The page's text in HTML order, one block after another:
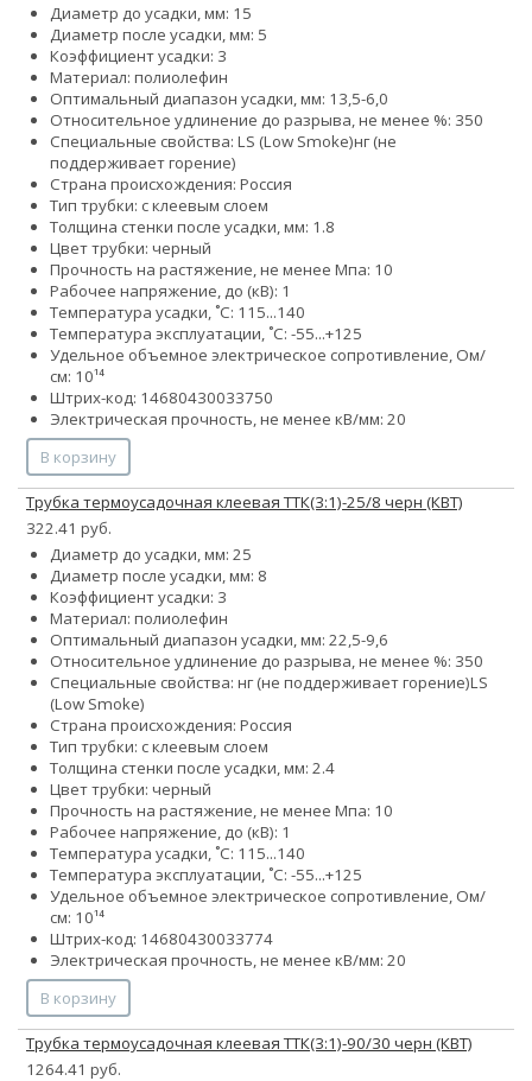
Диаметр до усадки, мм: 15
Диаметр после усадки, мм: 5
Коэффициент усадки: 3
Материал: полиолефин
Оптимальный диапазон усадки, мм: 13,5-6,0
Относительное удлинение до разрыва, не менее %: 350
Специальные свойства: LS (Low Smoke)нг (не
поддерживает горение)
Страна происхождения: Россия
Тип трубки: с клеевым слоем
Толщина стенки после усадки, мм: 1.8
Цвет трубки: черный
Прочность на растяжение, не менее Мпа: 10
Рабочее напряжение, до (кВ): 1
Температура усадки, ˚С: 115...140
Температура эксплуатации, ˚С: -55...+125
Удельное объемное электрическое сопротивление, Ом/
см: 10¹⁴
Штрих-код: 14680430033750
Электрическая прочность, не менее кВ/мм: 20
В корзину
Трубка термоусадочная клеевая ТТК(3:1)-25/8 черн (КВТ)
322.41 руб.
Диаметр до усадки, мм: 25
Диаметр после усадки, мм: 8
Коэффициент усадки: 3
Материал: полиолефин
Оптимальный диапазон усадки, мм: 22,5-9,6
Относительное удлинение до разрыва, не менее %: 350
Специальные свойства: нг (не поддерживает горение)LS
(Low Smoke)
Страна происхождения: Россия
Тип трубки: с клеевым слоем
Толщина стенки после усадки, мм: 2.4
Цвет трубки: черный
Прочность на растяжение, не менее Мпа: 10
Рабочее напряжение, до (кВ): 1
Температура усадки, ˚С: 115...140
Температура эксплуатации, ˚С: -55...+125
Удельное объемное электрическое сопротивление, Ом/
см: 10¹⁴
Штрих-код: 14680430033774
Электрическая прочность, не менее кВ/мм: 20
В корзину
Трубка термоусадочная клеевая ТТК(3:1)-90/30 черн (КВТ)
1264.41 руб.